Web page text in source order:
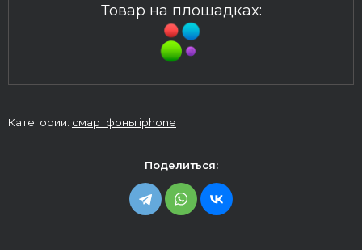
Товар на площадках:
Категории: смартфоны iphone
Поделиться: